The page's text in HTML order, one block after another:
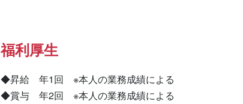
福利厚生
◆昇給　年1回　※本人の業務成績による
◆賞与　年2回　※本人の業務成績による